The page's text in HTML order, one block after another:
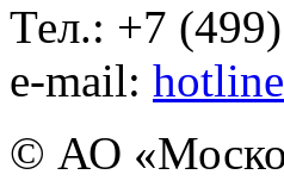
Тел.: +7
e-mail:
© АО